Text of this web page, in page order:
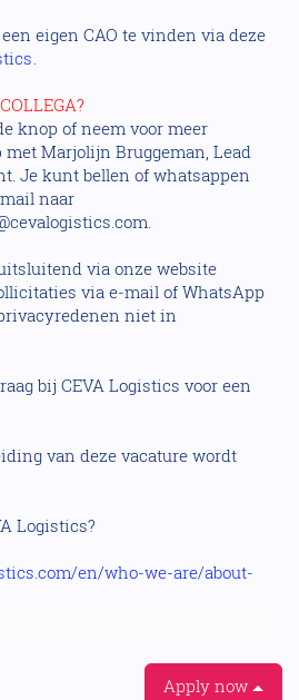
eigen CAO te vinden via deze
.
knop of neem voor meer
Marjolijn Bruggeman, Lead
Je kunt bellen of whatsappen
mail naar
via onze website
via e-mail of WhatsApp
niet in
bij CEVA Logistics voor een
van deze vacature wordt
Logistics?
en/who-we-are/about-
Apply now